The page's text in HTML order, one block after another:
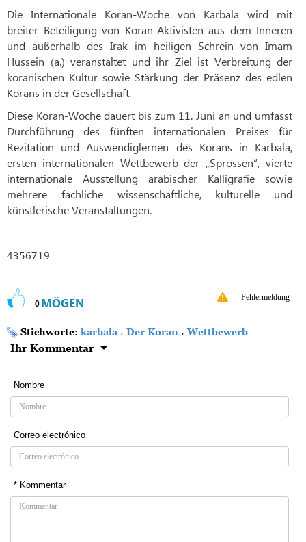
Die Internationale Koran-Woche von Karbala wird mit
breiter Beteiligung von Koran-Aktivisten aus dem Inneren
und außerhalb des Irak im heiligen Schrein von Imam
Hussein (a.) veranstaltet und ihr Ziel ist Verbreitung der
koranischen Kultur sowie Stärkung der Präsenz des edlen
Korans in der Gesellschaft.
Diese Koran-Woche dauert bis zum 11. Juni an und umfasst
Durchführung des fünften internationalen Preises für
Rezitation und Auswendiglernen des Korans in Karbala,
ersten internationalen Wettbewerb der „Sprossen“, vierte
internationale Ausstellung arabischer Kalligrafie sowie
mehrere fachliche wissenschaftliche, kulturelle und
künstlerische Veranstaltungen.
4356719
0 MÖGEN Fehlermeldung
Stichworte: karbala ، Der Koran ،Wettbewerb
Ihr Kommentar
Nombre
Correo electrónico
* Kommentar